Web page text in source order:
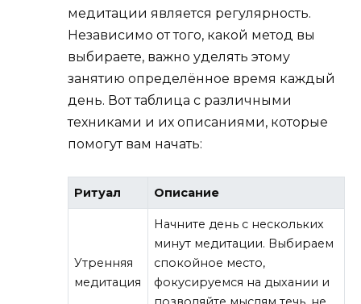
медитации является регулярность.
Независимо от того, какой метод вы
выбираете, важно уделять этому
занятию определённое время каждый
день. Вот таблица с различными
техниками и их описаниями, которые
помогут вам начать:
Ритуал Описание
Утренняя
медитация
Начните день с нескольких
минут медитации. Выбираем
спокойное место,
фокусируемся на дыхании и